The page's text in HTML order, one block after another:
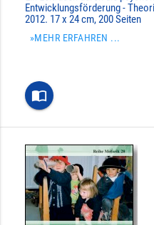
Entwicklungsförderung -
2012. 17 x 24 cm, 200 Seiten
»MEHR ERFAHREN ...
import_contacts